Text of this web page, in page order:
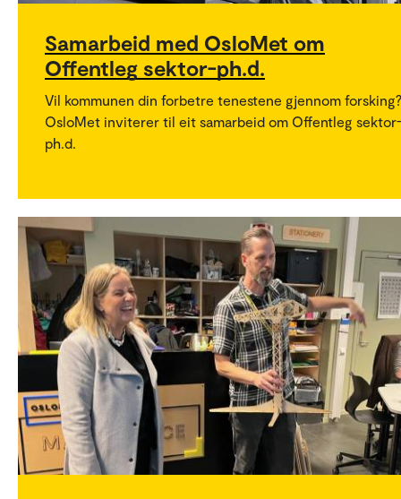
Samarbeid med OsloMet om
Offentleg sektor-ph.d.
Vil kommunen din forbetre tenestene gjennom forsking?
OsloMet inviterer til eit samarbeid om Offentleg
ph.d.